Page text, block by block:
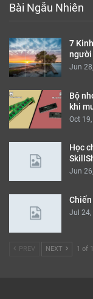
Bài Ngẫu Nhiên
7
người
Jun
Bộ
khi
Oct
Học
Jun
Jul 24,
PREV NEXT 1 of